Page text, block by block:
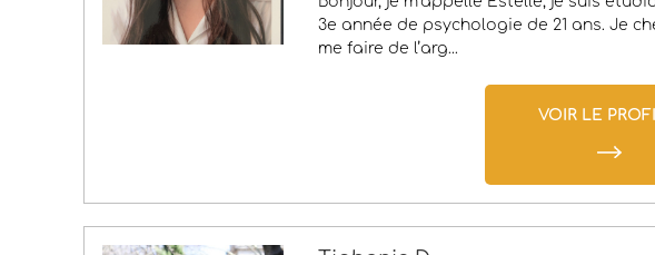
3e année de psychologie de 21 ans. Je
me faire de l’arg...